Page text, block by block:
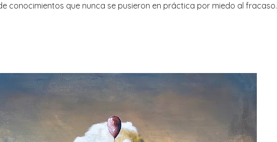
conocimientos que nunca se pusieron en práctica por miedo al fracaso.